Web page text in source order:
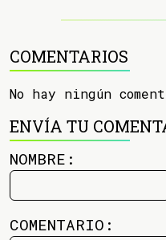
COMENTARIOS
No hay ningún
ENVÍA TU
NOMBRE:
COMENTARIO: